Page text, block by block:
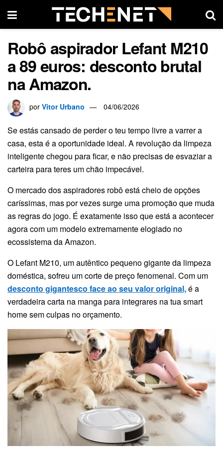
Robô aspirador Lefant M210
a 89 euros: desconto brutal
na Amazon.
por Vitor Urbano 04/06/2026
Se estás cansado de perder o teu tempo livre a varrer a
casa, esta é a oportunidade ideal. A revolução da limpeza
inteligente chegou para ficar, e não precisas de esvaziar a
carteira para teres um chão impecável.
O mercado dos aspiradores robô está cheio de opções
caríssimas, mas por vezes surge uma promoção que muda
as regras do jogo. É exatamente isso que está a acontecer
agora com um modelo extremamente elogiado no
ecossistema da Amazon.
O Lefant M210, um autêntico pequeno gigante da limpeza
doméstica, sofreu um corte de preço fenomenal. Com um
desconto gigantesco face ao seu valor original,é a
verdadeira carta na manga para integrares na tua smart
home sem culpas no orçamento.